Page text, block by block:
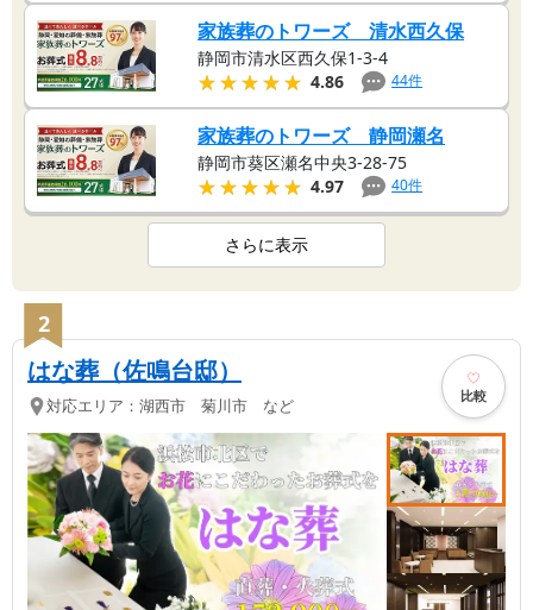
家族葬のトワーズ 清水西久保
静岡市清水区西久保1-3-4
★★★★★
★★★★★ 4.86 44件
家族葬のトワーズ 静岡瀬名
静岡市葵区瀬名中央3-28-75
★★★★★
★★★★★ 4.97 40件
さらに表示
2
はな葬（佐鳴台邸）
対応エリア： 湖西市 菊川市 など 比較